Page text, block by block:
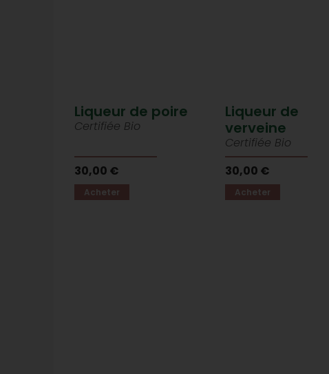
Liqueur de poire
Certifiée Bio
30,00 €
Acheter
Liqueur de
verveine
Certifiée Bio
30,00 €
Acheter